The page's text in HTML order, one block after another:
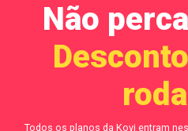
Não
Todos os planos da Kovi entram